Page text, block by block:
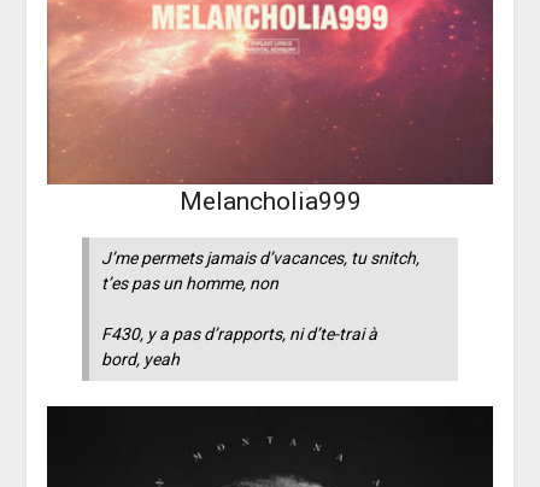
Melancholia999
J’me permets jamais d’vacances, tu snitch,
t’es pas un homme, non
F430, y a pas d’rapports, ni d’te-trai à
bord, yeah